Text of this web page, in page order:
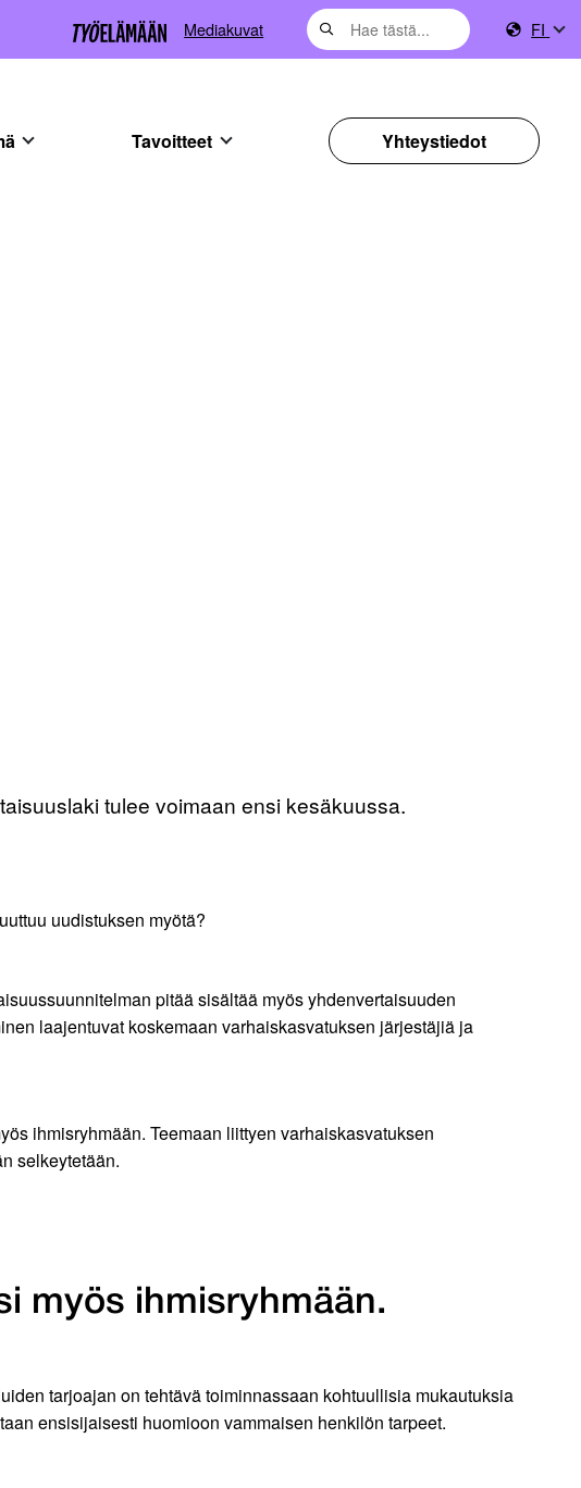
Mediakuvat FI
Tavoitteet Yhteystiedot
tulee voimaan ensi kesäkuussa.
uudistuksen myötä?
pitää sisältää myös yhdenvertaisuuden
laajentuvat koskemaan varhaiskasvatuksen järjestäjiä ja
ihmisryhmään. Teemaan liittyen varhaiskasvatuksen
selkeytetään.
myös ihmisryhmään.
tarjoajan on tehtävä toiminnassaan kohtuullisia mukautuksia
ensisijaisesti huomioon vammaisen henkilön tarpeet.